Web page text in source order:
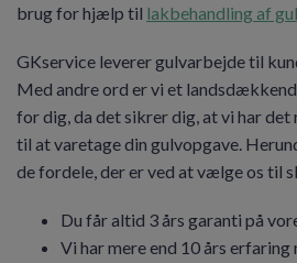
brug for hjælp til lakbehandling af
GKservice leverer gulvarbejde til
Med andre ord er vi et
for dig, da det sikrer dig, at vi har
til at varetage din gulvopgave.
de fordele, der er ved at vælge os til
Du får altid 3 års garanti på
Vi har mere end 10 års